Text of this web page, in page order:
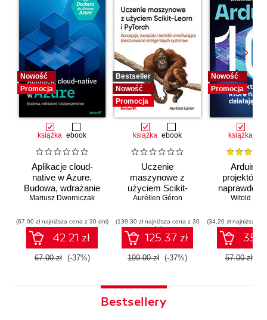
Nowość
Promocja
książka ebook
Aplikacje cloud-
native w Azure.
Budowa, wdrażanie
i bezpieczeństwo
Mariusz Dworniczak
(67,00 zł najniższa cena z 30 dni)
42.21 zł
67.00 zł (-37%)
Bestseller
Nowość
Promocja
książka ebook
Uczenie
maszynowe z
użyciem Scikit-
Learn i PyTorch.
narzędzia i techniki
umożliwiające
konstruowanie
inteligentnych
systemów
Aurélien Géron
(139,30 zł najniższa cena z 30
dni)
125.37 zł
199.00 zł (-37%)
Nowość
Promocja
książka
Arduino.
projektów,
naprawdę
Witold
(34,20 zł najniższa
57.00 zł
Bestsellery